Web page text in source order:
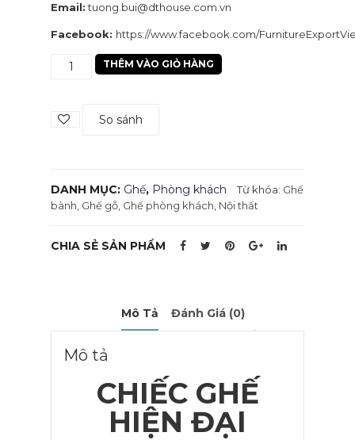
Email:tuong.bui@dthouse.com.vn
Facebook: https://www.facebook.com/
Ghế
số
THÊM VÀO GIỎ HÀNG
So sánh
DANH MỤC: Ghế, Phòng khách Từ khóa: Ghế
bành Ghế gỗ Ghế phòng khách Nội thất
CHIA SẺ SẢN PHẨM
Mô Tả Đánh Giá (0)
Mô tả
CHIẾC GHẾ
HIỆN ĐẠI